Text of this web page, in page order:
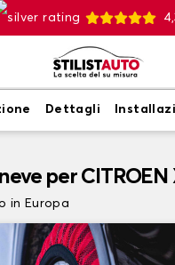
Dettagli
per CITROEN
in Europa